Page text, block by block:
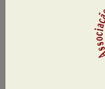
98496-1082
Evento destinado a